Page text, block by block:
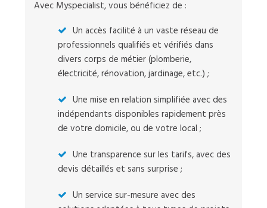
Avec Myspecialist, vous bénéficiez de :
Un accès facilité à un vaste réseau de
professionnels qualifiés et vérifiés dans
divers corps de métier (plomberie,
électricité, rénovation, jardinage, etc.) ;
Une mise en relation simplifiée avec des
indépendants disponibles rapidement près
de votre domicile, ou de votre local ;
Une transparence sur les tarifs, avec des
devis détaillés et sans surprise ;
Un service sur-mesure avec des